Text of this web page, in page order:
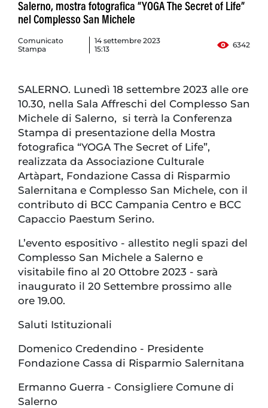
Salerno, mostra fotografica “YOGA The Secret of Life”
nel Complesso San Michele
Comunicato
Stampa
14 settembre 2023
15:13
6342
SALERNO. Lunedì 18 settembre 2023 alle ore
10.30, nella Sala Affreschi del Complesso San
Michele di Salerno, si terrà la Conferenza
Stampa di presentazione della Mostra
fotografica “YOGA The Secret of Life”,
realizzata da Associazione Culturale
Artàpart, Fondazione Cassa di Risparmio
Salernitana e Complesso San Michele, con il
contributo di BCC Campania Centro e BCC
Capaccio Paestum Serino.
L’evento espositivo - allestito negli spazi del
Complesso San Michele a Salerno e
visitabile fino al 20 Ottobre 2023 - sarà
inaugurato il 20 Settembre prossimo alle
ore 19.00.
Saluti Istituzionali
Domenico Credendino - Presidente
Fondazione Cassa di Risparmio Salernitana
Ermanno Guerra - Consigliere Comune di
Salerno